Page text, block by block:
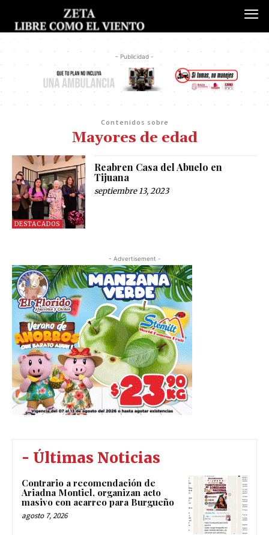
- Publicidad -
Contenidos sobre
Mayores de edad
DESTACADOS
Reabren Casa del Abuelo en
Tijuana
septiembre 13, 2023
- Advertisement -
- Últimas Noticias
Contrario a recomendación de
Ariadna Montiel, organizan acto
masivo con acarreo para Burgueño
agosto 7, 2026